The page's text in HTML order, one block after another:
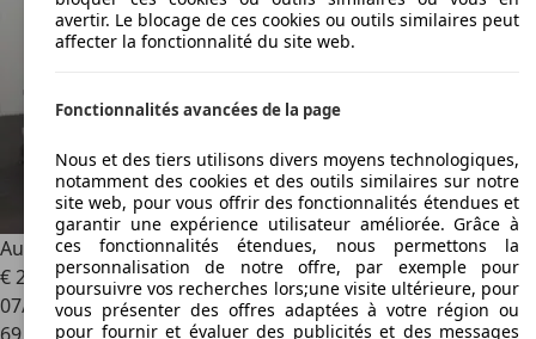
Audi A52.0 TSI CABRIO - S-line - LEDER - NAVI - QUATTRO
€ 27 995
07/2018
avertir. Le blocage de ces cookies ou outils similaires peut
affecter la fonctionnalité du site web.
Fonctionnalités avancées de la page
Nous et des tiers utilisons divers moyens technologiques,
notamment des cookies et des outils similaires sur notre
site web, pour vous offrir des fonctionnalités étendues et
garantir une expérience utilisateur améliorée. Grâce à
ces fonctionnalités étendues, nous permettons la
personnalisation de notre offre, par exemple pour
poursuivre vos recherches lors;une visite ultérieure, pour
vous présenter des offres adaptées à votre région ou
pour fournir et évaluer des publicités et des messages